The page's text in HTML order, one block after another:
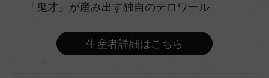
「鬼才」が産み出す独自のテロワール
生産者詳細はこちら